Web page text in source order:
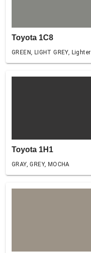
Toyota 1C8
GREEN, LIGHT GREY, Lighter
Toyota 1H1
GRAY, GREY, MOCHA